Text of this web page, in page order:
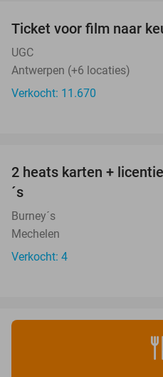
Ticket voor film naar
UGC
Antwerpen (+6 locaties)
Verkocht: 11.670
2 heats karten +
´s
Burney´s
Mechelen
Verkocht: 4